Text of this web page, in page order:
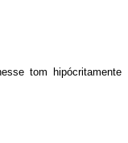
tom hipócritamente